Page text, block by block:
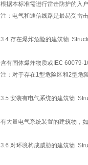
根据本标准需进行雷击防护的入
注：电气和通信线路是最易受雷
3.4 存在爆炸危险的建筑物
含有固体爆炸物质或IEC 60079-
注：对于存在1型危险区和2型危
3.5 安装有电气系统的建筑物
有大量电气系统装置的建筑物，
3.6 对环境构成威胁的建筑物